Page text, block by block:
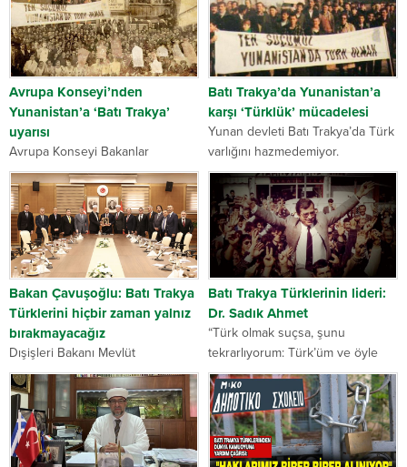
yırttı. Fransız vatandaşı olduğu
belirtilen saldırgan gözaltına
alındı. İskeçe Müftülüğünden
yapılan...
eski koltuğunu devralan MİT
Başkanı İbrahim Kalın,
Yunanistan’da gündem...
Avrupa Konseyi’nden
Yunanistan’a ‘Batı Trakya’
uyarısı
Avrupa Konseyi Bakanlar
Komitesi’nden Yunanistan’a Batı
Trakya Türk toplumunun
örgütlenme özgürlüğüyle ilgili
davaların derhal karara
bağlanması çağrısında bulunuldu.
Avrupa Konseyi Bakanlar
Komitesi’nden yapılan açıklamada,
Batı...
Batı Trakya’da Yunanistan’a
karşı ‘Türklük’ mücadelesi
Yunan devleti Batı Trakya’da Türk
varlığını hazmedemiyor.
Yunanistan, “Batı Trakya’da Türk
yoktur” diyerek dernek ve
vakıflarda ”Türk” kelimesinin
kullanılmasını yasakladı. Batı
Trakya Türkleri, 35 yıl...
Bakan Çavuşoğlu: Batı Trakya
Türklerini hiçbir zaman yalnız
bırakmayacağız
Dışişleri Bakanı Mevlüt
Çavuşoğlu, Yunanistan’ın Lozan
Antlaşması’nı ve Batı Trakya
Türklerinin temel insan haklarını
ihlal etmeyi ısrarla sürdürdüğünü
söyledi. Bakan Çavuşoğlu, Batı
Batı Trakya Türklerinin lideri:
Dr. Sadık Ahmet
“Türk olmak suçsa, şunu
tekrarlıyorum: Türk’üm ve öyle
kalacağım.” Batı Trakya Türklerine
“Türk” dediği için hapse atılan Dr.
Sadık Ahmet’in, Batı Trakya’daki
azınlığın haklarını koruyan...